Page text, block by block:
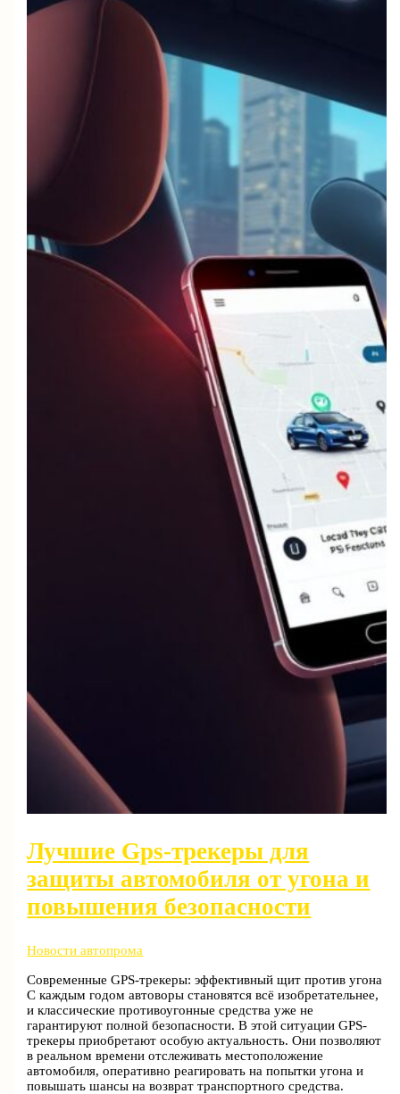
Лучшие Gps-трекеры для
защиты автомобиля от угона и
повышения безопасности
Новости автопрома
Современные GPS-трекеры: эффективный щит против угона
С каждым годом автоворы становятся всё изобретательнее,
и классические противоугонные средства уже не
гарантируют полной безопасности. В этой ситуации GPS-
трекеры приобретают особую актуальность. Они позволяют
в реальном времени отслеживать местоположение
автомобиля, оперативно реагировать на попытки угона и
повышать шансы на возврат транспортного средства.